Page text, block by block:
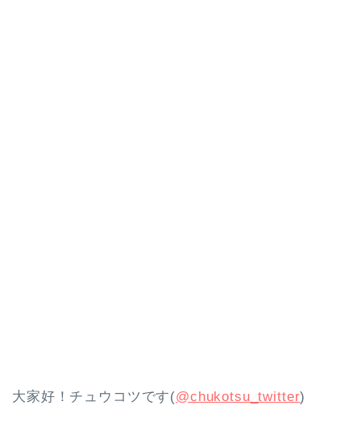
大家好！チュウコツです(@chukotsu_twitter)